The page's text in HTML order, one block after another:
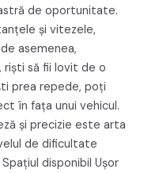
de oportunitate.
și vitezele,
asemenea,
să fii lovit de o
prea repede, poți
în fața unui vehicul.
și precizie este arta
de dificultate
disponibil Ușor